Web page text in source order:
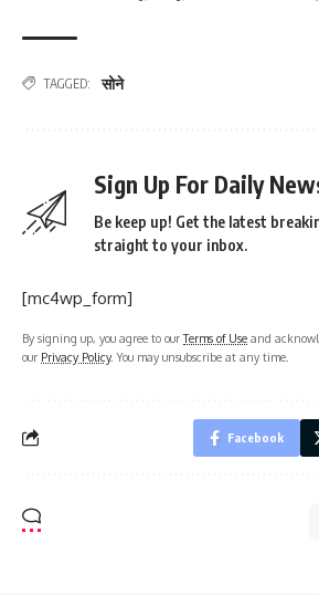
TAGGED: सोने
Sign Up For Daily
Be keep up! Get the latest
straight to your inbox.
[mc4wp_form]
By signing up, you agree to ourTerms of Use and
our Privacy Policy. You may unsubscribe at any time.
Facebook